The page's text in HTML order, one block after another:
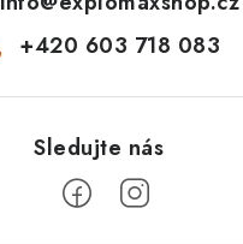
+420 603 718 083